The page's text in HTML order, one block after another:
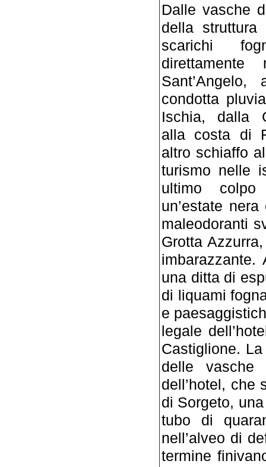
Dalle vasche
della struttura
scarichi
Sant’Angelo,
condotta
Ischia, dalla
alla costa di
altro schiaffo
turismo nelle
ultimo
un’estate
maleodoranti
Grotta
una ditta di
di liquami
e
legale
Castiglione.
delle vasche
dell’hotel, che
di Sorgeto,
tubo di
nell’alveo di
termine